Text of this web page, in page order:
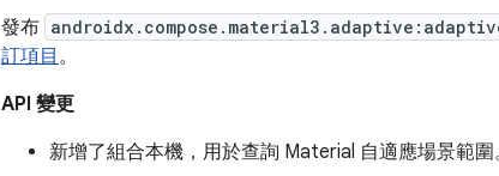
發布
訂項目 。
API 變更
新增了組合本機，用於查詢 Material 自適應場景範圍